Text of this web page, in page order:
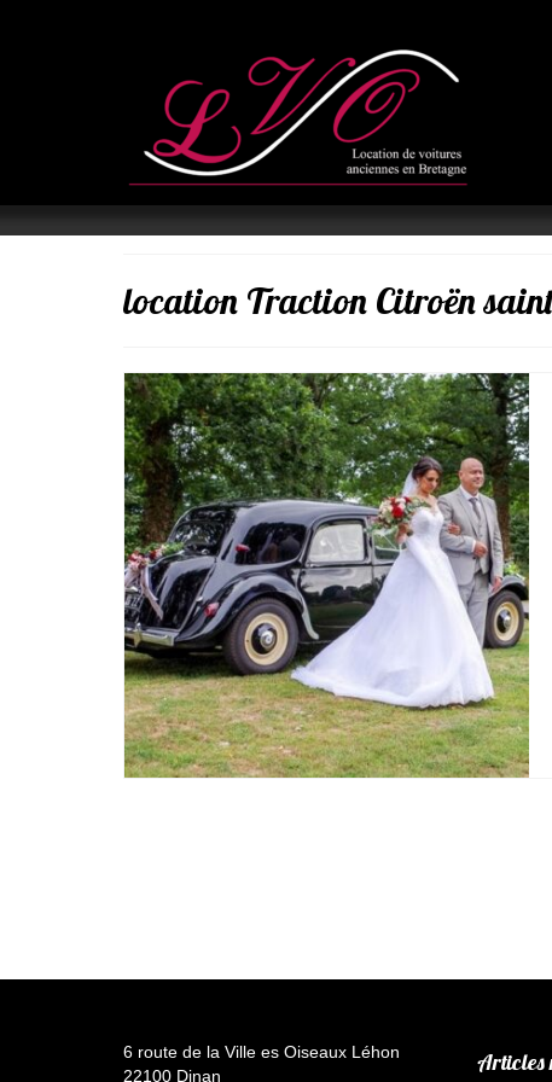
location Traction Citroën
6 route de la Ville es Oiseaux Léhon
22100 Dinan
Articles